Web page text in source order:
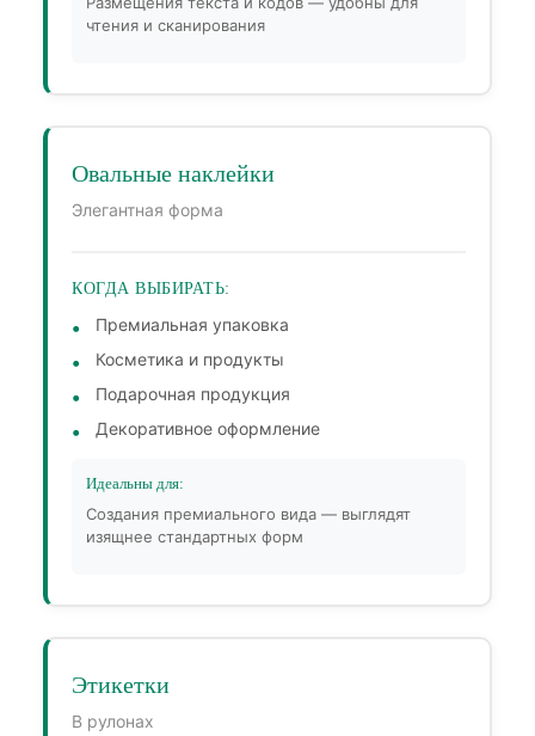
чтения и сканирования
Овальные наклейки
Элегантная форма
КОГДА ВЫБИРАТЬ:
Премиальная упаковка
Косметика и продукты
Подарочная продукция
Декоративное оформление
Идеальны для:
Создания премиального вида — выглядят
изящнее стандартных форм
Этикетки
В рулонах